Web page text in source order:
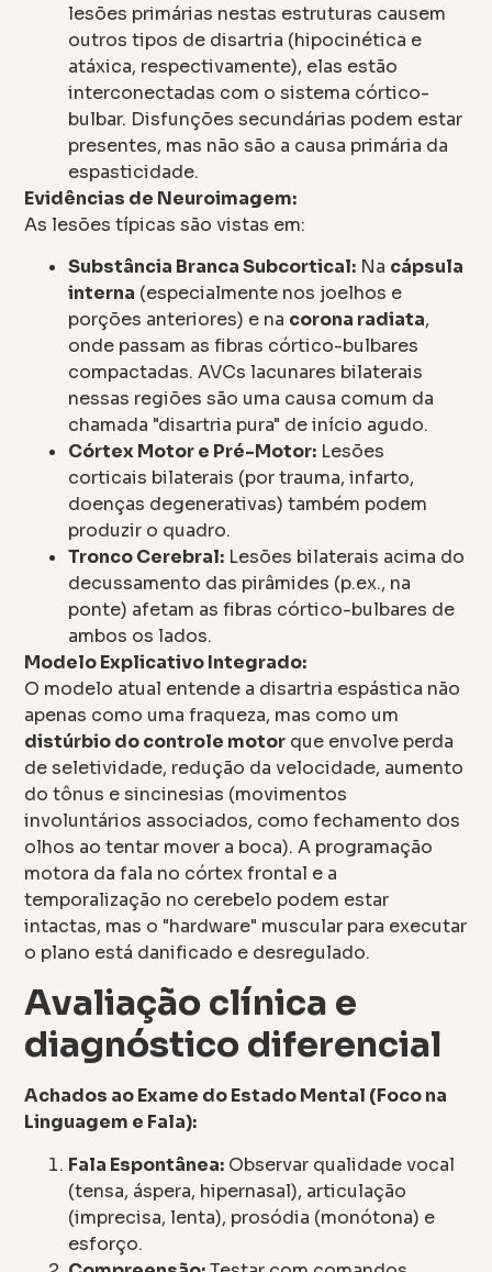
lesões primárias nestas estruturas causem
outros tipos de disartria (hipocinética e
atáxica, respectivamente), elas estão
interconectadas com o sistema córtico-
bulbar. Disfunções secundárias podem estar
presentes, mas não são a causa primária da
espasticidade.
Evidências de Neuroimagem:
As lesões típicas são vistas em:
Substância Branca Subcortical: Na cápsula
interna (especialmente nos joelhos e
porções anteriores) e na corona radiata,
onde passam as fibras córtico-bulbares
compactadas. AVCs lacunares bilaterais
nessas regiões são uma causa comum da
chamada "disartria pura" de início agudo.
Córtex Motor e Pré-Motor: Lesões
corticais bilaterais (por trauma, infarto,
doenças degenerativas) também podem
produzir o quadro.
Tronco Cerebral: Lesões bilaterais acima do
decussamento das pirâmides (p.ex., na
ponte) afetam as fibras córtico-bulbares de
ambos os lados.
Modelo Explicativo Integrado:
O modelo atual entende a disartria espástica não
apenas como uma fraqueza, mas como um
distúrbio do controle motor que envolve perda
de seletividade, redução da velocidade, aumento
do tônus e sincinesias (movimentos
involuntários associados, como fechamento dos
olhos ao tentar mover a boca). A programação
motora da fala no córtex frontal e a
temporalização no cerebelo podem estar
intactas, mas o "hardware" muscular para executar
o plano está danificado e desregulado.
Avaliação clínica e
diagnóstico diferencial
Achados ao Exame do Estado Mental (Foco na
Linguagem e Fala):
Fala Espontânea: Observar qualidade vocal
(tensa, áspera, hipernasal), articulação
(imprecisa, lenta), prosódia (monótona) e
esforço.